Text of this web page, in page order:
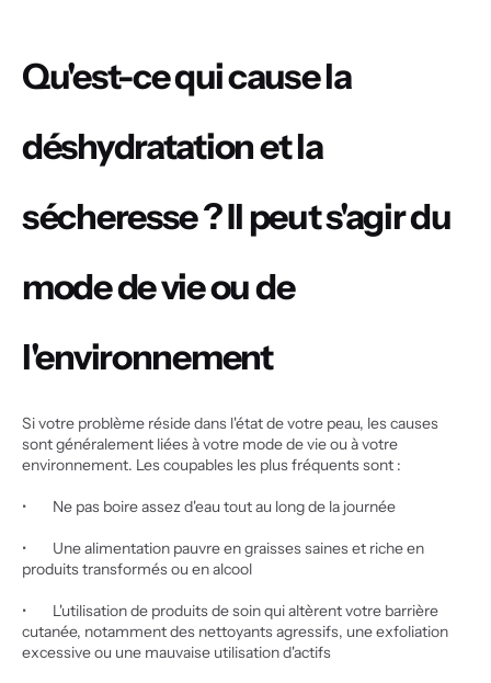
Qu'est-ce qui cause la
déshydratation et la
sécheresse ? Il peut s'agir du
mode de vie ou de
l'environnement
Si votre problème réside dans l'état de votre peau, les causes
sont généralement liées à votre mode de vie ou à votre
environnement. Les coupables les plus fréquents sont :
•        Ne pas boire assez d'eau tout au long de la journée
•        Une alimentation pauvre en graisses saines et riche en
produits transformés ou en alcool
•        L'utilisation de produits de soin qui altèrent votre barrière
cutanée, notamment des nettoyants agressifs, une exfoliation
excessive ou une mauvaise utilisation d'actifs